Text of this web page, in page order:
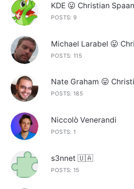
KDE 😛 Christian Spaan
POSTS: 9
Michael Larabel 😛
POSTS: 115
Nate Graham 😛
POSTS: 185
Niccolò Venerandi
POSTS: 1
s3nnet 🇺🇦
POSTS: 15